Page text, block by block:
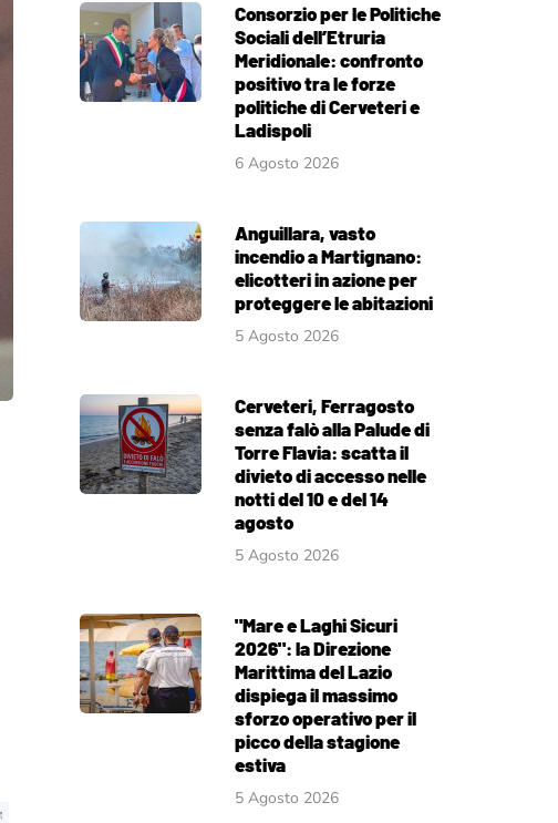
Consorzio per le Politiche
Sociali dell’Etruria
Meridionale: confronto
positivo tra le forze
politiche di Cerveteri e
Ladispoli
6 Agosto 2026
Anguillara, vasto
incendio a Martignano:
elicotteri in azione per
proteggere le abitazioni
5 Agosto 2026
Cerveteri, Ferragosto
senza falò alla Palude di
Torre Flavia: scatta il
divieto di accesso nelle
notti del 10 e del 14
agosto
5 Agosto 2026
"Mare e Laghi Sicuri
2026": la Direzione
Marittima del Lazio
dispiega il massimo
sforzo operativo per il
picco della stagione
estiva
5 Agosto 2026